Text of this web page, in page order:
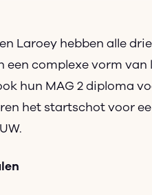
Laroey hebben alle
een complexe vorm
hun MAG 2 diploma
het startschot voor